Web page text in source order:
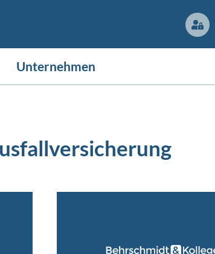
Unternehmen